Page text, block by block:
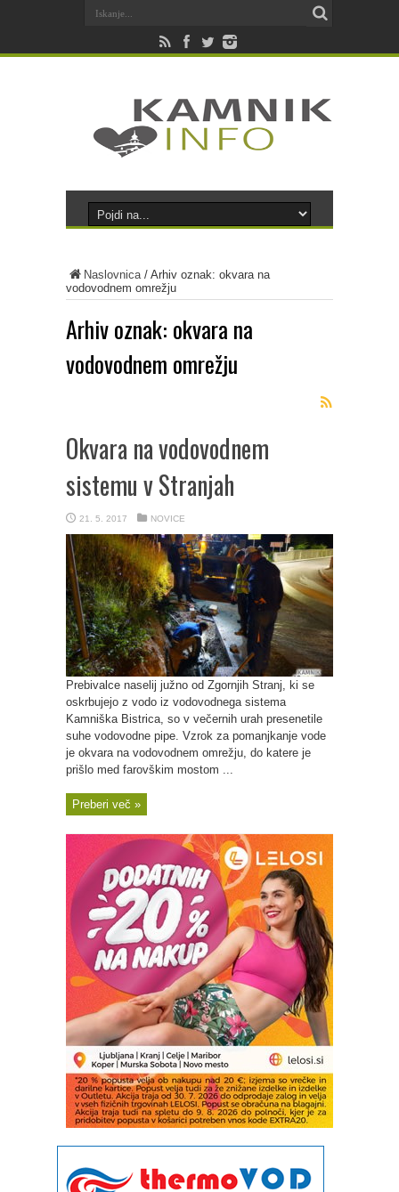
Naslovnica/ Arhiv oznak: okvara na
vodovodnem omrežju
Arhiv oznak: okvara na
vodovodnem omrežju
Okvara na vodovodnem
sistemu v Stranjah
21. 5. 2017 NOVICE
Prebivalce naselij južno od Zgornjih Stranj, ki se
oskrbujejo z vodo iz vodovodnega sistema
Kamniška Bistrica, so v večernih urah presenetile
suhe vodovodne pipe. Vzrok za pomanjkanje vode
je okvara na vodovodnem omrežju, do katere je
prišlo med farovškim mostom ...
Preberi več »